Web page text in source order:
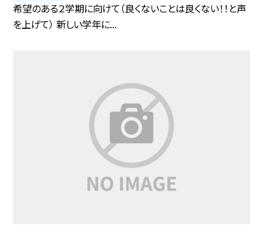
希望のある２学期に向けて（良くないことは良くない！！と声
を上げて） 新しい学年に...